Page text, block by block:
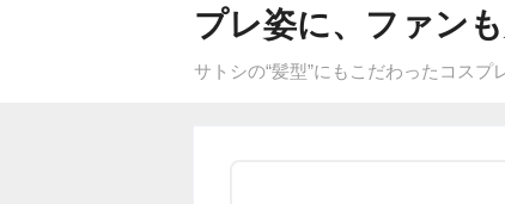
プレ姿に、ファンも
サトシの“髪型”にもこだわったコス